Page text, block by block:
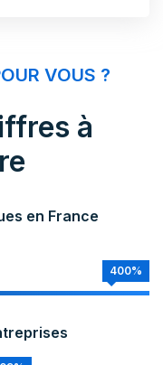
VOUS ?
à
en France
400%